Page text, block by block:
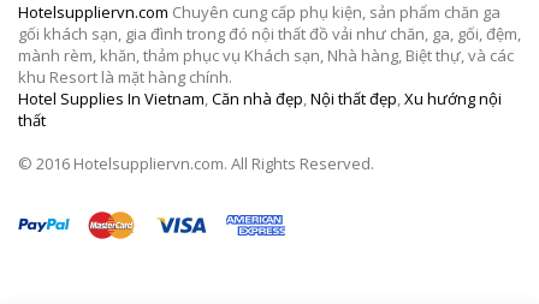
Hotelsuppliervn.com Chuyên cung cấp phụ kiện, sản phẩm chăn ga
gối khách sạn, gia đình trong đó nội thất đồ vải như chăn, ga, gối, đệm,
mành rèm, khăn, thảm phục vụ Khách sạn, Nhà hàng, Biệt thự, và các
khu Resort là mặt hàng chính.
Hotel Supplies In Vietnam,Căn nhà đẹp,Nội thất đẹp,Xu hướng nội
thất
© 2016 Hotelsuppliervn.com. All Rights Reserved.